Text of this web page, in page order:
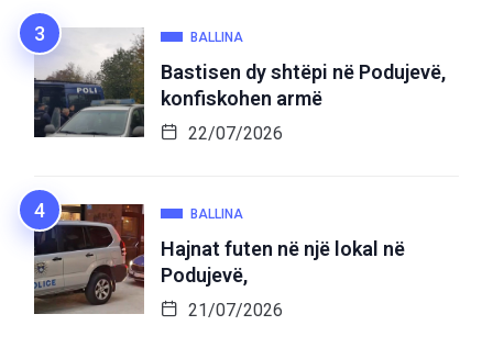
BALLINA
Bastisen dy shtëpi në Podujevë,
konfiskohen armë
22/07/2026
BALLINA
Hajnat futen në një lokal në
Podujevë,
21/07/2026